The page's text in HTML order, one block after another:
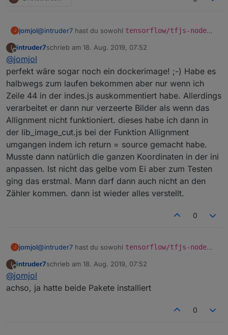
at Object.<anonymous> (/opt/iobroker/
at Module._compile (internal/modules/
at Object.Module._extensions..js
J jomjol@intruder7 hast du sowohl tensorflow/tfjs-node
installiert? Ich musste dort auch ein bisschen probieren.
Ich überlege gerade, ob ich nicht einen Virtuellen Server
aufsetzte und hochlade. Dazu brauche ich aber etwas
Zeit, da ich alles von Null auf aufsetzen müsste.
Würde eine "VirtualBox"-Maschine mit Ubuntu helfen?
I
Offline
intruder7schrieb am 18. Aug. 2019, 07:52
zuletzt editiert von
@jomjol
perfekt wäre sogar noch ein dockerimage! ;-) Habe es
halbwegs zum laufen bekommen aber nur wenn ich
Zeile 44 in der indes.js auskommentiert habe. Allerdings
verarbeitet er dann nur verzeerte Bilder als wenn das
Allignment nicht funktioniert. dieses habe ich dann in
der lib_image_cut.js bei der Funktion Allignment
umgangen indem ich return = source gemacht habe.
Musste dann natürlich die ganzen Koordinaten in der ini
anpassen. Ist nicht das gelbe vom Ei aber zum Testen
ging das erstmal. Mann darf dann auch nicht an den
Zähler kommen. dann ist wieder alles verstellt.
0
J jomjol@intruder7 hast du sowohl tensorflow/tfjs-node
installiert? Ich musste dort auch ein bisschen probieren.
Ich überlege gerade, ob ich nicht einen Virtuellen Server
Würde eine "VirtualBox"-Maschine mit Ubuntu helfen?
I
Offline
intruder7schrieb am 18. Aug. 2019, 07:52
zuletzt editiert von
@jomjol
achso, ja hatte beide Pakete installiert
0